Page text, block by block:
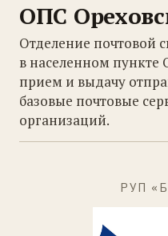
ОПС
Отделение почтовой
в населенном пункте
прием и выдачу
базовые почтовые
организаций.
РУП